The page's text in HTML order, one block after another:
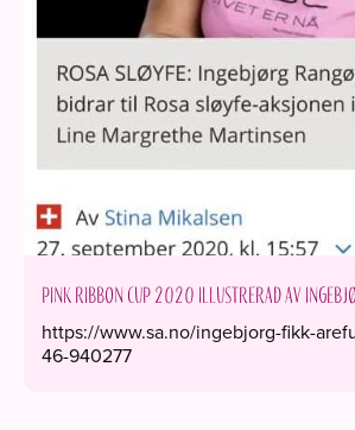
Pink ribbon cup 2020 illustrerad av
https://www.sa.no/ingebjorg-fikk-
46-940277